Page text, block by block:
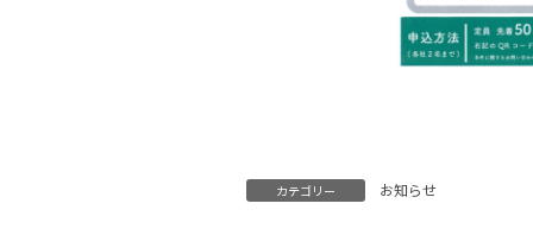
カテゴリー お知らせ